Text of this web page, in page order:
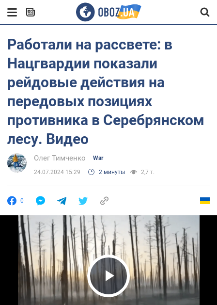
Работали на рассвете: в
Нацгвардии показали
рейдовые действия на
передовых позициях
противника в Cеребрянском
лесу. Видео
Олег Тимченко War
24.07.2024 15:29 2 минуты 2,7 т.
0
Play Video